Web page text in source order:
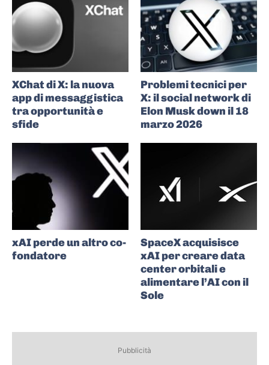
XChat di X: la nuova
app di messaggistica
tra opportunità e
sfide
Problemi tecnici per
X: il social network di
Elon Musk down il 18
marzo 2026
xAI perde un altro co-
fondatore
SpaceX acquisisce
xAI per creare data
center orbitali e
alimentare l’AI con il
Sole
Pubblicità